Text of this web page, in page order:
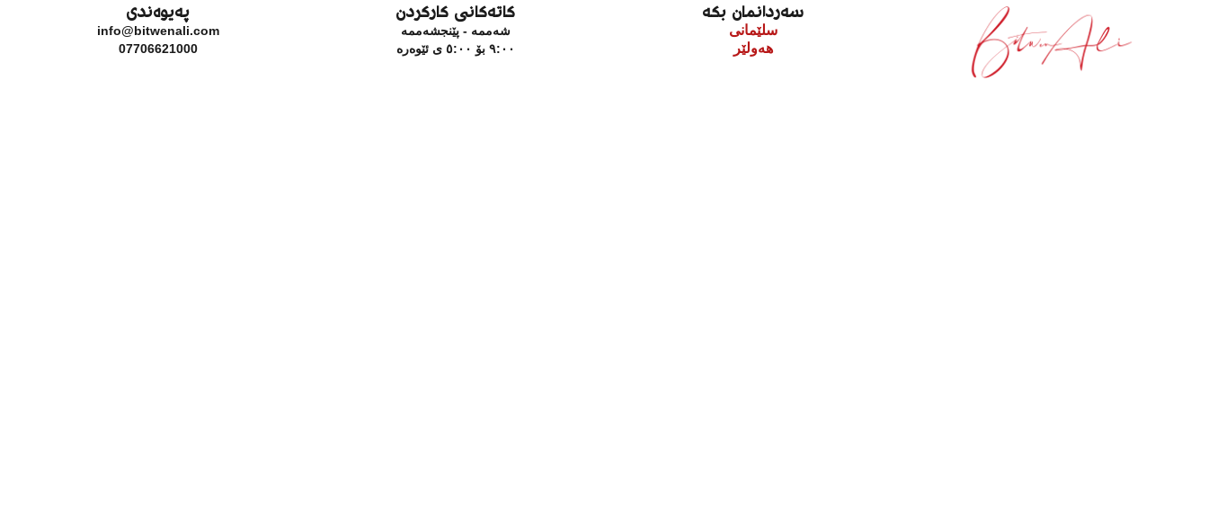
سەردانمان بکە
سلێمانی
هەولێر
کاتەکانی کارکردن
شەممە - پێنجشەممە
٩:٠٠ بۆ ٥:٠٠ ی ئێوەرە
پەیوەندی
info@bitwenali.com
07706621000‬